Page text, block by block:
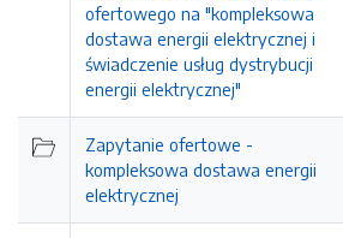
ofertowego na "kompleksowa
dostawa energii elektrycznej i
świadczenie usług dystrybucji
energii elektrycznej"
Zapytanie ofertowe -
kompleksowa dostawa energii
elektrycznej